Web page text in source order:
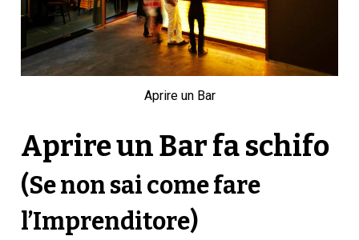
Aprire un Bar
Aprire un Bar fa schifo
(Se non sai come fare
l’Imprenditore)